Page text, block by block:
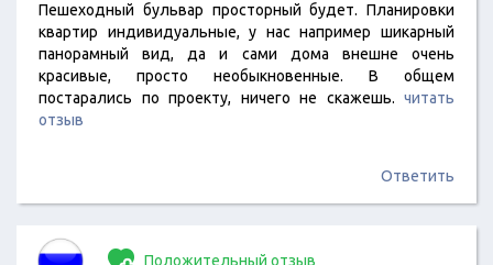
Пешеходный бульвар просторный будет. Планировки
квартир индивидуальные, у нас например шикарный
панорамный вид, да и сами дома внешне очень
красивые, просто необыкновенные. В общем
постарались по проекту, ничего не скажешь. читать
отзыв
Ответить
Положительный отзыв